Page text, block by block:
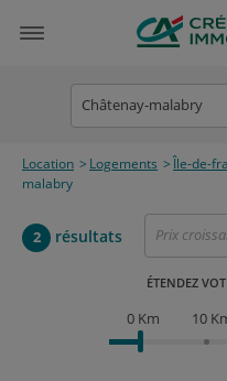
Châtenay-malabry
Location Logements Île-de-
malabry
2 résultats Prix
ÉTENDEZ
0 Km 10